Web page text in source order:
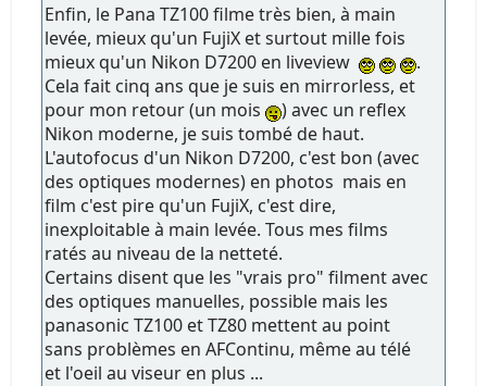
Enfin, le Pana TZ100 filme très bien, à main
levée, mieux qu'un FujiX et surtout mille fois
mieux qu'un Nikon D7200 en liveview
.
Cela fait cinq ans que je suis en mirrorless, et
pour mon retour (un mois
) avec un reflex
Nikon moderne, je suis tombé de haut.
L'autofocus d'un Nikon D7200, c'est bon (avec
des optiques modernes) en photos mais en
film c'est pire qu'un FujiX, c'est dire,
inexploitable à main levée. Tous mes films
ratés au niveau de la netteté.
Certains disent que les "vrais pro" filment avec
des optiques manuelles, possible mais les
panasonic TZ100 et TZ80 mettent au point
sans problèmes en AFContinu, même au télé
et l'oeil au viseur en plus ...